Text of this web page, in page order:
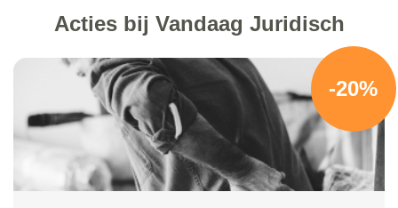
Acties bij Vandaag Juridisch
-20%